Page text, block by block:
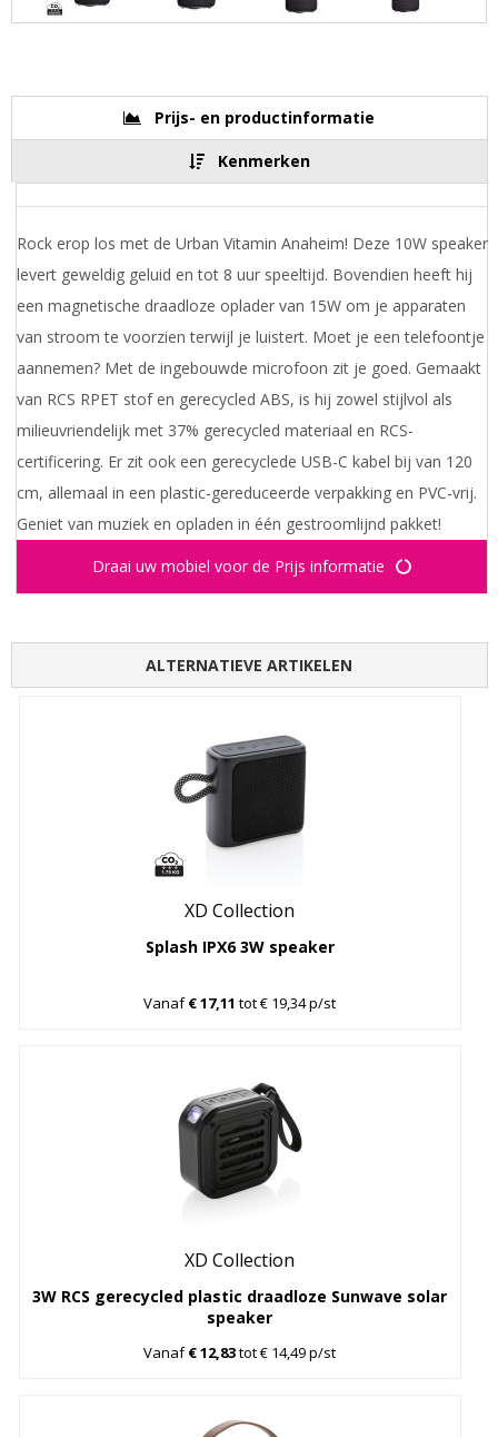
Prijs- en productinformatie
Kenmerken
Rock erop los met de Urban Vitamin Anaheim! Deze 10W speaker
levert geweldig geluid en tot 8 uur speeltijd. Bovendien heeft hij
een magnetische draadloze oplader van 15W om je apparaten
van stroom te voorzien terwijl je luistert. Moet je een telefoontje
aannemen? Met de ingebouwde microfoon zit je goed. Gemaakt
van RCS RPET stof en gerecycled ABS, is hij zowel stijlvol als
milieuvriendelijk met 37% gerecycled materiaal en RCS-
certificering. Er zit ook een gerecyclede USB-C kabel bij van 120
cm, allemaal in een plastic-gereduceerde verpakking en PVC-vrij.
Geniet van muziek en opladen in één gestroomlijnd pakket!
Draai uw mobiel voor de Prijs informatie
ALTERNATIEVE ARTIKELEN
XD Collection
Splash IPX6 3W speaker
Vanaf€ 17,11 tot € 19,34 p/st
XD Collection
3W RCS gerecycled plastic draadloze Sunwave solar
speaker
Vanaf€ 12,83tot € 14,49 p/st